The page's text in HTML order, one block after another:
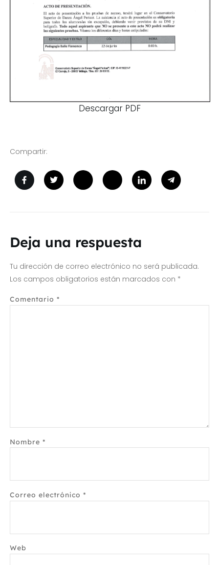
Descargar PDF
Compartir:
Deja una respuesta
Tu dirección de correo electrónico no será publicada.
Los campos obligatorios están marcados con *
Comentario *
Nombre *
Correo electrónico *
Web